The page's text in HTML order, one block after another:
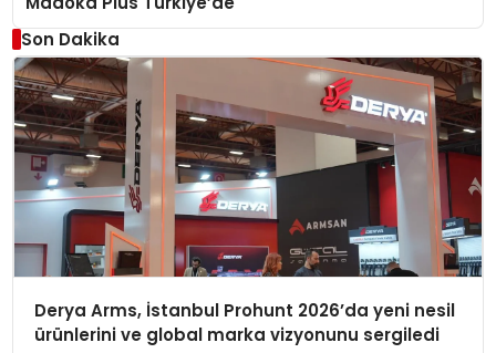
Son Dakika
Derya Arms, İstanbul Prohunt 2026’da yeni nesil
ürünlerini ve global marka vizyonunu sergiledi